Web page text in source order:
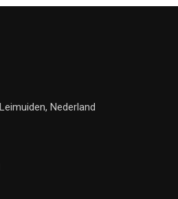
Nederland